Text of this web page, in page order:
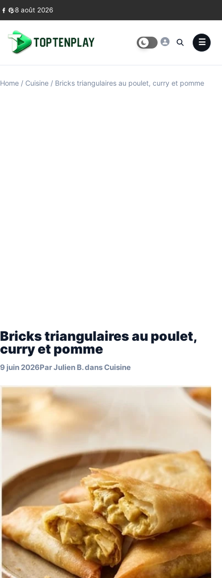
Skip to content
8 août 2026
Home / Cuisine / Bricks triangulaires au poulet, curry et pomme
Bricks triangulaires au poulet,
curry et pomme
9 juin 2026ParJulien B.dansCuisine